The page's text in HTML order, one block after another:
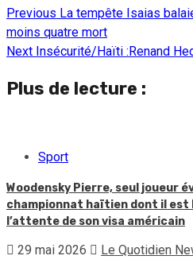
Continue
Reading
Previous La tempête Isaias
moins quatre mort
Next Insécurité/Haïti :Renand
Plus de lecture :
Sport
Woodensky Pierre, seul joueur
championnat haïtien dont il est
l’attente de son visa américain
29 mai 2026 Le Quotidien